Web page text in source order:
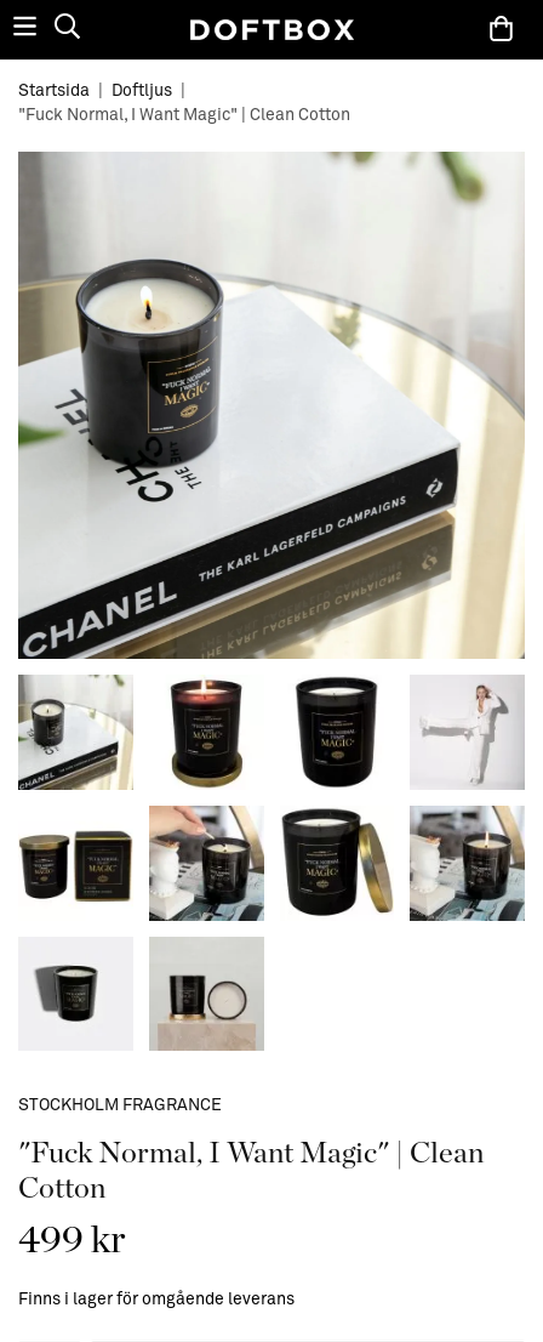
Startsida Doftljus
"Fuck Normal, I Want Magic" | Clean Cotton
STOCKHOLM FRAGRANCE
"Fuck Normal, I Want Magic" | Clean
Cotton
499 kr
Finns i lager för omgående leverans